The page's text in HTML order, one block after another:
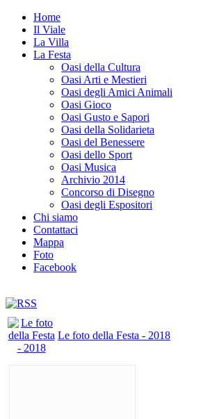
Home
Il Viale
La Villa
La Festa
Oasi della Cultura
Oasi Arti e Mestieri
Oasi degli Amici Animali
Oasi Gioco
Oasi Gusto e Sapori
Oasi della Solidarieta
Oasi del Benessere
Oasi dello Sport
Oasi Musica
Archivio 2014
Concorso di Disegno
Oasi degli Espositori
Chi siamo
Contattaci
Mappa
Foto
Facebook
Le foto della Festa - 2018